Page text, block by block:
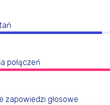
połączeń
zapowiedzi głosowe